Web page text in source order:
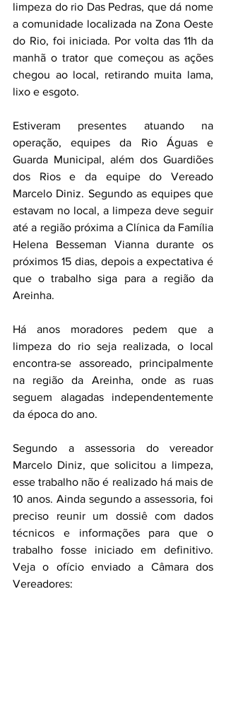
limpeza do rio Das Pedras, que dá nome
a comunidade localizada na Zona Oeste
do Rio, foi iniciada. Por volta das 11h da
manhã o trator que começou as ações
chegou ao local, retirando muita lama,
lixo e esgoto.
Estiveram presentes atuando na
operação, equipes da Rio Águas e
Guarda Municipal, além dos Guardiões
dos Rios e da equipe do Vereado
Marcelo Diniz. Segundo as equipes que
estavam no local, a limpeza deve seguir
até a região próxima a Clínica da Família
Helena Besseman Vianna durante os
próximos 15 dias, depois a expectativa é
que o trabalho siga para a região da
Areinha.
Há anos moradores pedem que a
limpeza do rio seja realizada, o local
encontra-se assoreado, principalmente
na região da Areinha, onde as ruas
seguem alagadas independentemente
da época do ano.
Segundo a assessoria do vereador
Marcelo Diniz, que solicitou a limpeza,
esse trabalho não é realizado há mais de
10 anos. Ainda segundo a assessoria, foi
preciso reunir um dossiê com dados
técnicos e informações para que o
trabalho fosse iniciado em definitivo.
Veja o ofício enviado a Câmara dos
Vereadores: